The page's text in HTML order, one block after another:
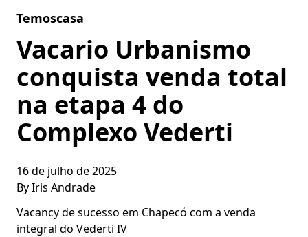
Temoscasa
Vacario Urbanismo
conquista venda total
na etapa 4 do
Complexo Vederti
16 de julho de 2025
ByIris Andrade
Vacancy de sucesso em Chapecó com a venda
integral do Vederti IV